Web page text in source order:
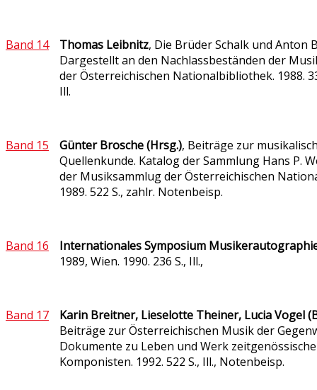
Band 14 Thomas Leibnitz, Die Brüder Schalk und Anton
Dargestellt an den Nachlassbeständen der
der Österreichischen Nationalbibliothek. 1988.
Ill.
Band 15 Günter Brosche (Hrsg.), Beiträge zur
Quellenkunde. Katalog der Sammlung Hans P.
der Musiksammlug der Österreichischen
1989. 522 S., zahlr. Notenbeisp.
Band 16
Internationales Symposium
1989, Wien. 1990. 236 S., Ill.,
Band 17
Karin Breitner, Lieselotte Theiner, Lucia Vogel
Beiträge zur Österreichischen Musik der
Dokumente zu Leben und Werk
Komponisten. 1992. 522 S., Ill., Notenbeisp.